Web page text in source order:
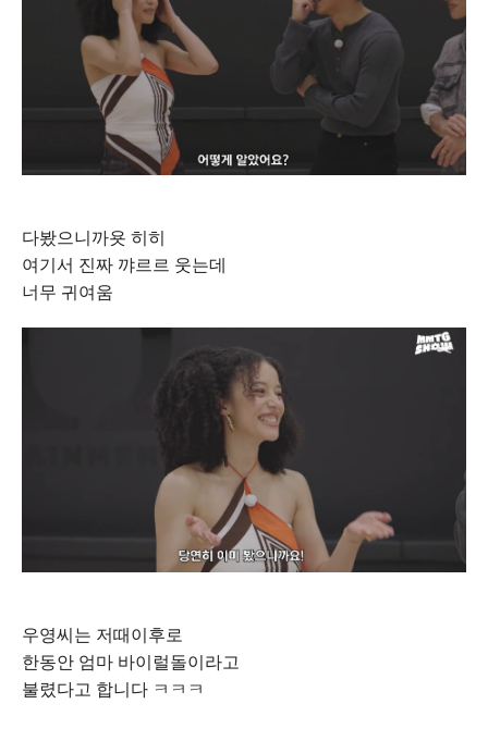
다봤으니까욧 히히
여기서 진짜 꺄르르 웃는데
너무 귀여움
우영씨는 저때이후로
한동안 엄마 바이럴돌이라고
불렸다고 합니다 ㅋㅋㅋ